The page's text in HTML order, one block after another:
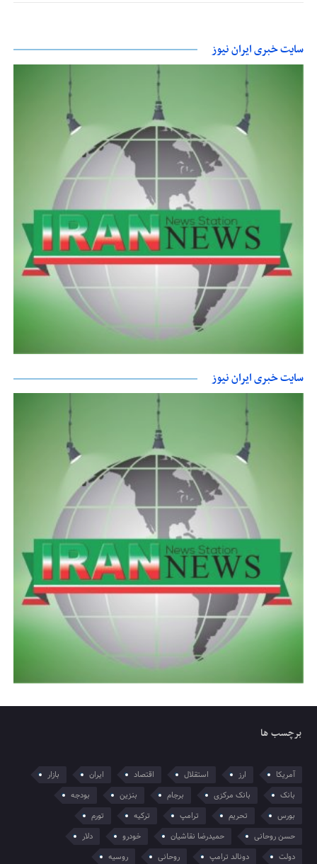
سایت خبری ایران نیوز
سایت خبری ایران نیوز
برچسب ها
آمریکا ارز استقلال اقتصاد ایران
بازار
بانک
بانک مرکزی برجام بنزین
بودجه
بورس
تحریم ترامپ ترکیه
تورم
حسن روحانی
حمیدرضا نقاشیان خودرو
دلار
دولت
دونالد ترامپ روحانی روسیه